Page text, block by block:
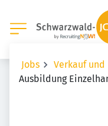
Jobs
Verkauf
Ausbildung